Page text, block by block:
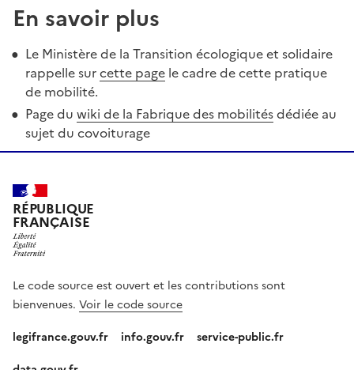
En savoir plus
Le Ministère de la Transition écologique et solidaire
rappelle surcette page le cadre de cette pratique
de mobilité.
Page du wiki de la Fabrique des mobilitésdédiée au
sujet du covoiturage
RÉPUBLIQUE
FRANÇAISE
Le code source est ouvert et les contributions sont
bienvenues. Voir le code source
legifrance.gouv.fr info.gouv.fr service-public.fr